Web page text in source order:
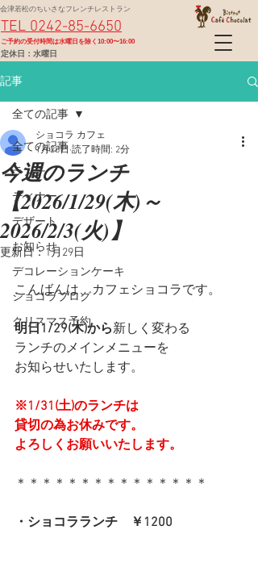
定休日：水曜日
TEL 0242-85-6650
会津若松のちいさなフレンチレストラン
​ご予約の受付時間は水曜日を除く10:00〜16:00
記事
全ての記事
ランチ
ディナー
デザート
お知らせ
デコレーションケーキ
ショコラブログ
クリスマス予約
全ての記事
今週のランチ
【2026/1/29(木)～
2026/2/3(火)】
ショコラ カフェ
1月28日 読了時間: 2分
更新日：1月29日
こんばんは、カフェショコラです。
明日1/29(木)から新しく変わる
ランチのメインメニューを
お知らせいたします。
※1/31(土)のランチは
貸切の為お休みです。
よろしくお願いいたします。
＊＊＊＊＊＊＊＊＊＊＊＊＊＊＊
・ショコラランチ　￥1200